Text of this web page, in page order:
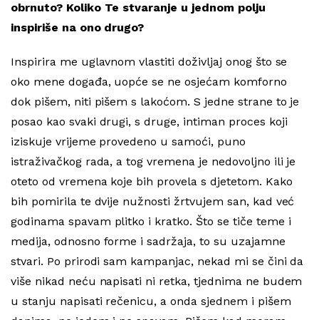
obrnuto? Koliko Te stvaranje u jednom polju
inspiriše na ono drugo?
Inspirira me uglavnom vlastiti doživljaj onog što se
oko mene događa, uopće se ne osjećam komforno
dok pišem, niti pišem s lakoćom. S jedne strane to je
posao kao svaki drugi, s druge, intiman proces koji
iziskuje vrijeme provedeno u samoći, puno
istraživačkog rada, a tog vremena je nedovoljno ili je
oteto od vremena koje bih provela s djetetom. Kako
bih pomirila te dvije nužnosti žrtvujem san, kad već
godinama spavam plitko i kratko. Što se tiče teme i
medija, odnosno forme i sadržaja, to su uzajamne
stvari. Po prirodi sam kampanjac, nekad mi se čini da
više nikad neću napisati ni retka, tjednima ne budem
u stanju napisati rečenicu, a onda sjednem i pišem